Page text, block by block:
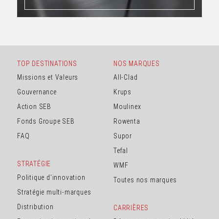
TOP DESTINATIONS
Missions et Valeurs
Gouvernance
Action SEB
Fonds Groupe SEB
FAQ
STRATÉGIE
Politique d’innovation
Stratégie multi-marques
Distribution
NOS MARQUES
All-Clad
Krups
Moulinex
Rowenta
Supor
Tefal
WMF
Toutes nos marques
CARRIÈRES